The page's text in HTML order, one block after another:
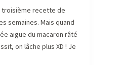
recette de
semaines. Mais quand
aigüe du macaron râté
on lâche plus XD ! Je